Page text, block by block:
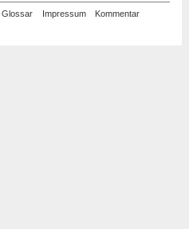
Glossar Impressum
Kommentar